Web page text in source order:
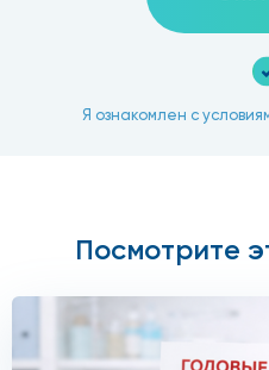
Я ознакомлен с
Посмотрите